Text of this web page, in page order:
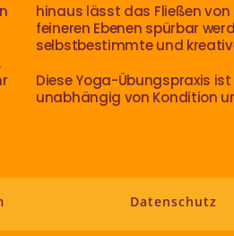
hinaus lässt das Fließen von
feineren Ebenen spürbar
selbstbestimmte und
Diese Yoga-Übungspraxis
unabhängig von Kondition
Datenschutz